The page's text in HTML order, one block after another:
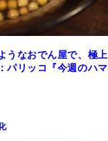
うなおでん屋で、極上
パリッコ『今週のハマ